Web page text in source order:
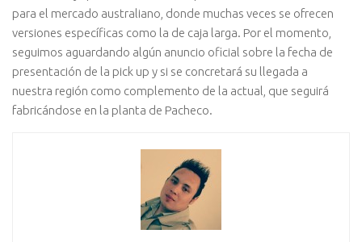
para el mercado australiano, donde muchas veces se ofrecen
versiones específicas como la de caja larga. Por el momento,
seguimos aguardando algún anuncio oficial sobre la fecha de
presentación de la pick up y si se concretará su llegada a
nuestra región como complemento de la actual, que seguirá
fabricándose en la planta de Pacheco.